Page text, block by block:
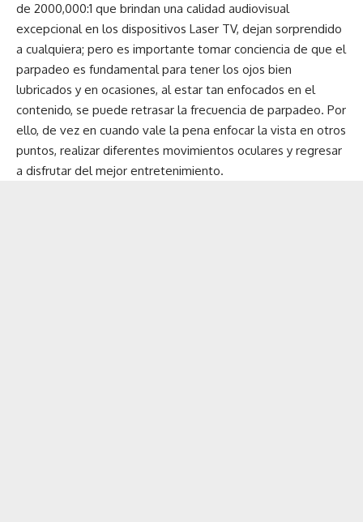
de 2000,000:1 que brindan una calidad audiovisual
excepcional en los dispositivos Laser TV, dejan sorprendido
a cualquiera; pero es importante tomar conciencia de que el
parpadeo es fundamental para tener los ojos bien
lubricados y en ocasiones, al estar tan enfocados en el
contenido, se puede retrasar la frecuencia de parpadeo. Por
ello, de vez en cuando vale la pena enfocar la vista en otros
puntos, realizar diferentes movimientos oculares y regresar
a disfrutar del mejor entretenimiento.